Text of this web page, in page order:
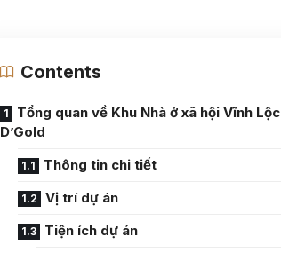
Contents
Tổng quan về Khu Nhà ở xã hội Vĩnh Lộc
D’Gold
Thông tin chi tiết
Vị trí dự án
Tiện ích dự án